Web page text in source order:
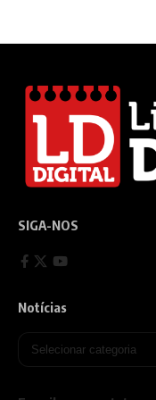
SIGA-NOS
Notícias